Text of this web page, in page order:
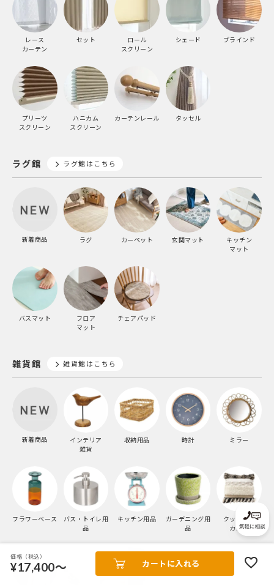
レース
カーテン
セット
ロール
スクリーン
シェード ブラインド
プリーツ
スクリーン
ハニカム
スクリーン
カーテンレール タッセル
ラグ館 ラグ館はこちら
新着商品 ラグ カーペット 玄関マット
キッチン
マット
バスマット
フロア
マット
チェアパッド
雑貨館 雑貨館はこちら
新着商品
インテリア
雑貨
収納用品 時計 ミラー
フラワーベース
バス・トイレ用
品
キッチン用品
ガーデニング用
品
クッション
カバー
価格（税込）
¥17,400～ カートに入れる